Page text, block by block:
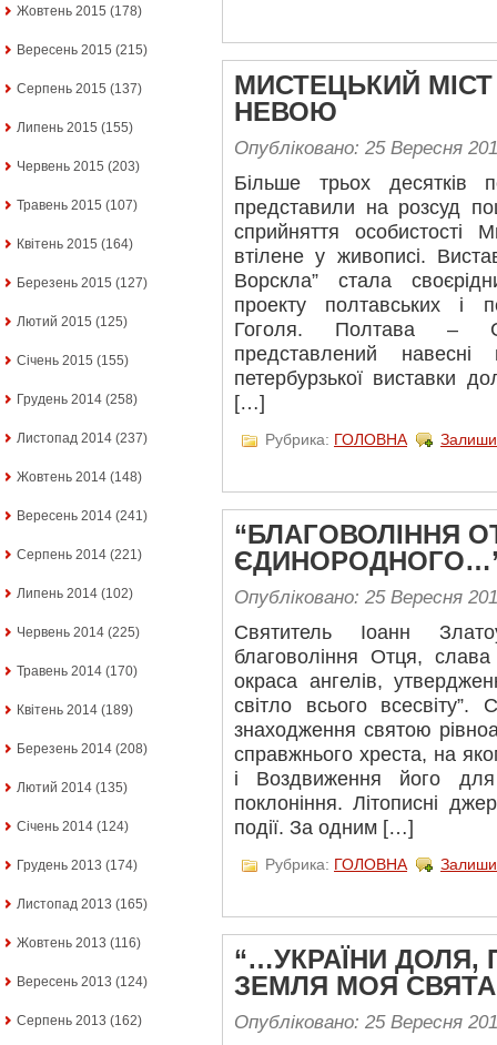
Жовтень 2015 (178)
Вересень 2015 (215)
Серпень 2015 (137)
Липень 2015 (155)
Червень 2015 (203)
Травень 2015 (107)
Квітень 2015 (164)
Березень 2015 (127)
Лютий 2015 (125)
Січень 2015 (155)
Грудень 2014 (258)
Листопад 2014 (237)
Жовтень 2014 (148)
Вересень 2014 (241)
Серпень 2014 (221)
Липень 2014 (102)
Червень 2014 (225)
Травень 2014 (170)
Квітень 2014 (189)
Березень 2014 (208)
Лютий 2014 (135)
Січень 2014 (124)
Грудень 2013 (174)
Листопад 2013 (165)
Жовтень 2013 (116)
Вересень 2013 (124)
Серпень 2013 (162)
МИСТЕЦЬКИЙ
НЕВОЮ
Опубліковано: 25 Вересня
Більше трьох десятків
представили на розсуд
сприйняття особистості
втілене у живописі.
Ворскла” стала
проекту полтавських і
Гоголя. Полтава –
представлений навесні
петербурзької виставки
[…]
Рубрика: ГОЛОВНА
“БЛАГОВОЛІННЯ
Опубліковано: 25 Вересня
Святитель Іоанн
благовоління Отця,
окраса ангелів,
світло всього всесвіту”.
знаходження святою
справжнього хреста, на
і Воздвиження його
поклоніння. Літописні
події. За одним […]
Рубрика: ГОЛОВНА
“…УКРАЇНИ
ЗЕМЛЯ МОЯ
Опубліковано: 25 Вересня